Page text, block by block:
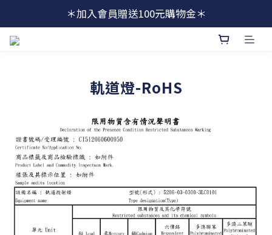
＊加入會員贈送100元購物金＊
軌道燈-RoHS